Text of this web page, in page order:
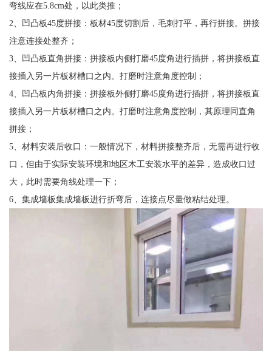
弯线应在5.8cm处，以此类推；
2、凹凸板45度拼接：板材45度切割后，毛刺打平，再行拼接。拼接
注意连接处整齐；
3、凹凸板直角拼接：拼接板内侧打磨45度角进行插拼，将拼接板直
接插入另一片板材槽口之内。打磨时注意角度控制；
4、凹凸板内角拼接：拼接板外侧打磨45度角进行插拼，将拼接板直
接插入另一片板材槽口之内。打磨时注意角度控制，其原理同直角
拼接；
5、材料安装后收口：一般情况下，材料拼接整齐后，无需再进行收
口，但由于实际安装环境和地区木工安装水平的差异，造成收口过
大，此时需要角线处理一下；
6、集成墙板集成墙板进行折弯后，连接点尽量做粘结处理。